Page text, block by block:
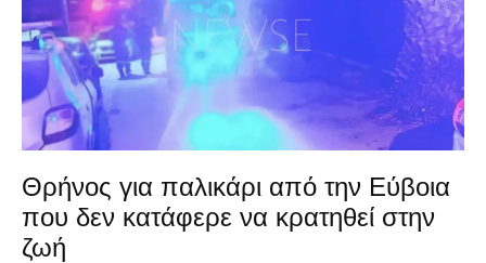
Θρήνος για παλικάρι από την Εύβοια
που δεν κατάφερε να κρατηθεί στην
ζωή